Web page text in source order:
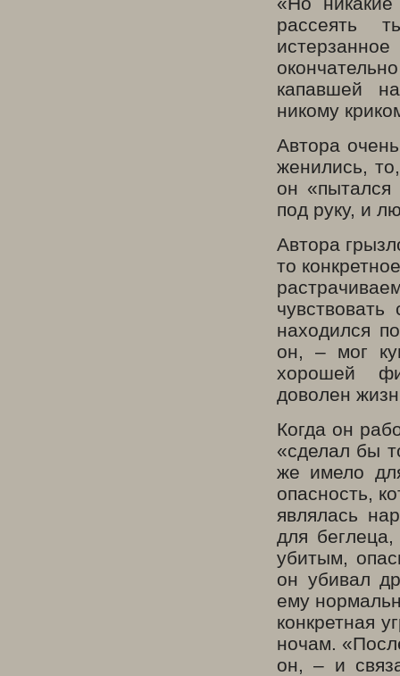
рассеять
капавшей
никому
Автора
женились,
он «пытался
под руку, и
Автора
то
находился
он, – мог
хорошей
доволен
Когда он
«сделал бы
же имело
опасность,
являлась
для
убитым,
он убивал
ему
конкретная
ночам.
он, – и